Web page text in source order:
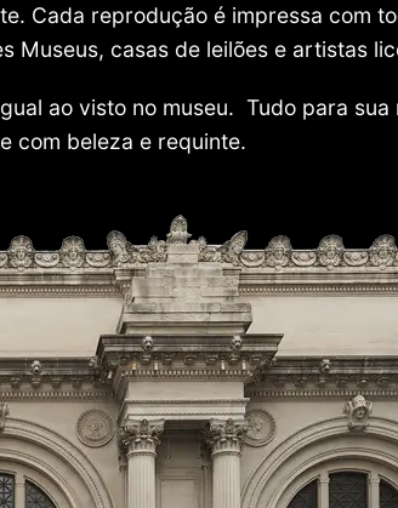
Cada reprodução é impressa com
Museus, casas de leilões e artistas
ao visto no museu. Tudo para
com beleza e requinte.